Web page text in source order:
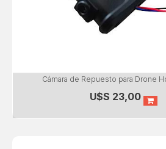
Cámara de Repuesto para Drone
U$S 23,00